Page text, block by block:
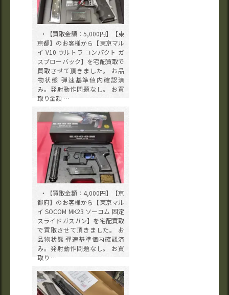
・【買取金額：5,000円】【東
京都】のお客様から【東京マル
イ V10 ウルトラ コンパクト ガ
スブローバック】を宅配買取で
買取させて頂きました。 お品
物状態 弾速基準値内確認済
み。発射動作問題なし。 お買
取り金額 …
・【買取金額：4,000円】【京
都府】のお客様から【東京マル
イ SOCOM MK23 ソーコム 固定
スライドガスガン】を宅配買取
で買取させて頂きました。 お
品物状態 弾速基準値内確認済
み。発射動作問題なし。 お買
取り …